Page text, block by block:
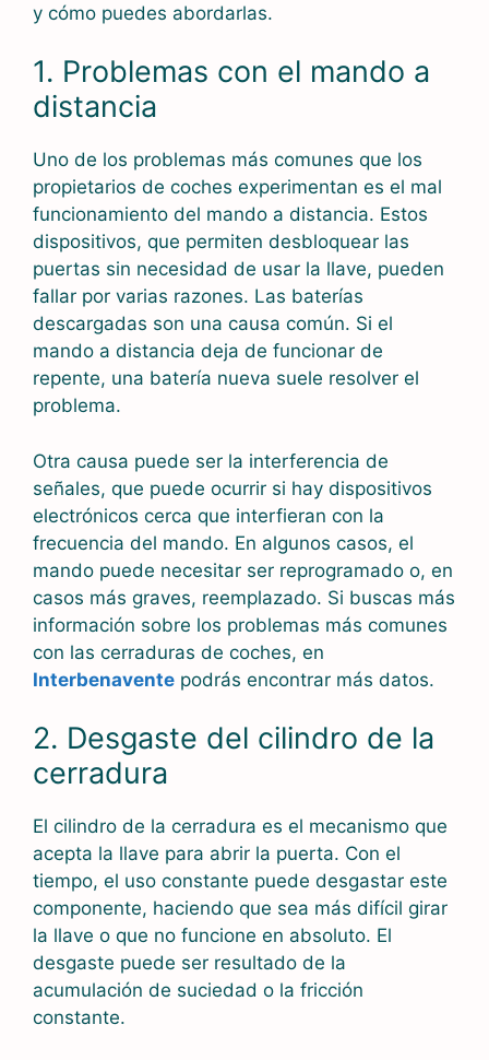
y cómo puedes abordarlas.
1. Problemas con el mando a
distancia
Uno de los problemas más comunes que los
propietarios de coches experimentan es el mal
funcionamiento del mando a distancia. Estos
dispositivos, que permiten desbloquear las
puertas sin necesidad de usar la llave, pueden
fallar por varias razones. Las baterías
descargadas son una causa común. Si el
mando a distancia deja de funcionar de
repente, una batería nueva suele resolver el
problema.
Otra causa puede ser la interferencia de
señales, que puede ocurrir si hay dispositivos
electrónicos cerca que interfieran con la
frecuencia del mando. En algunos casos, el
mando puede necesitar ser reprogramado o, en
casos más graves, reemplazado. Si buscas más
información sobre los problemas más comunes
con las cerraduras de coches, en
Interbenavente podrás encontrar más datos.
2. Desgaste del cilindro de la
cerradura
El cilindro de la cerradura es el mecanismo que
acepta la llave para abrir la puerta. Con el
tiempo, el uso constante puede desgastar este
componente, haciendo que sea más difícil girar
la llave o que no funcione en absoluto. El
desgaste puede ser resultado de la
acumulación de suciedad o la fricción
constante.